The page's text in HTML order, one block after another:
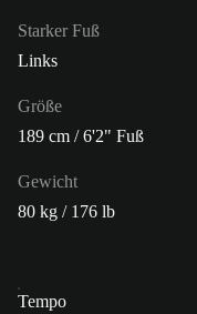
Starker Fuß
Links
Größe
189 cm / 6'2" Fuß
Gewicht
80 kg / 176 lb
Tempo